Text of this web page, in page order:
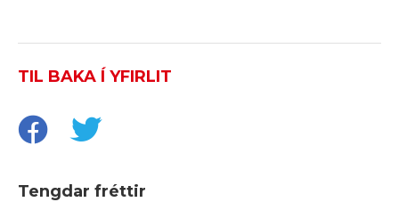
TIL BAKA Í YFIRLIT
Tengdar fréttir